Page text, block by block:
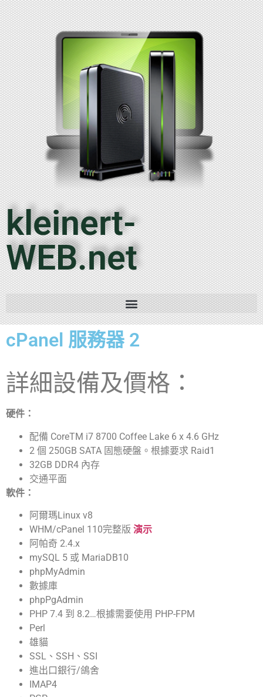
kleinert-
WEB.net
cPanel 服務器 2
詳細設備及價格：
硬件：
配備 CoreTM i7 8700 Coffee Lake 6 x 4.6 GHz
2 個 250GB SATA 固態硬盤。根據要求 Raid1
32GB DDR4 內存
交通平面
軟件：
阿爾瑪Linux v8
WHM/cPanel 110完整版 演示
阿帕奇 2.4.x
mySQL 5 或 MariaDB10
phpMyAdmin
數據庫
phpPgAdmin
PHP 7.4 到 8.2…根據需要使用 PHP-FPM
Perl
雄貓
SSL、SSH、SSI
進出口銀行/鴿舍
IMAP4